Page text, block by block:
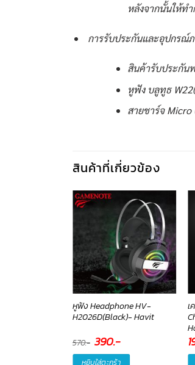
หลังจากนั้นให้ทำ
การรับประกันและอุปกรณ์ภ
สินค้ารับประกัน
หูฟัง บลูทูธ
สายชาร์จ Micro
สินค้าที่เกี่ยวข้อง
หูฟัง Headphone HV-
H2026D(Black)- Havit
570.- Original
price
was:
390.-Current
is:
หยิบใส่ตะกร้า
เ